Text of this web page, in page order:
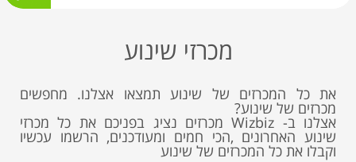
מכרזי שינוע
את כל המכרזים של שינוע תמצאו אצלנו. מחפשים
מכרזים של שינוע?
אצלנו ב- Wizbiz מכרזים נציג בפניכם את כל מכרזי
שינוע האחרונים ,הכי חמים ומעודכנים, הרשמו עכשיו
וקבלו את כל המכרזים של שינוע